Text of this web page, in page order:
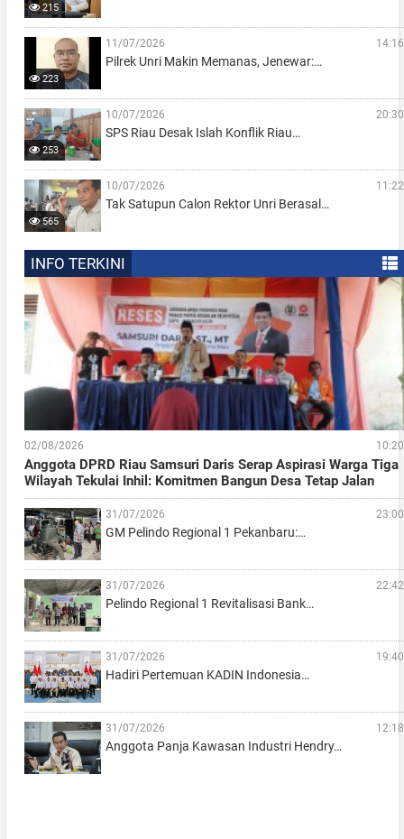
215
223
11/07/2026 14:16
Pilrek Unri Makin Memanas, Jenewar:…
253
10/07/2026 20:30
SPS Riau Desak Islah Konflik Riau…
565
10/07/2026 11:22
Tak Satupun Calon Rektor Unri Berasal…
INFO TERKINI
02/08/2026 10:20
Anggota DPRD Riau Samsuri Daris Serap Aspirasi Warga Tiga
Wilayah Tekulai Inhil: Komitmen Bangun Desa Tetap Jalan
31/07/2026 23:00
GM Pelindo Regional 1 Pekanbaru:…
31/07/2026 22:42
Pelindo Regional 1 Revitalisasi Bank…
31/07/2026 19:40
Hadiri Pertemuan KADIN Indonesia…
31/07/2026 12:18
Anggota Panja Kawasan Industri Hendry…